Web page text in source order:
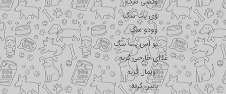
وی پت سگ
وودو سگ
یو اس پت سگ
غذای خارجی گربه
اویمال گربه
بابین گربه